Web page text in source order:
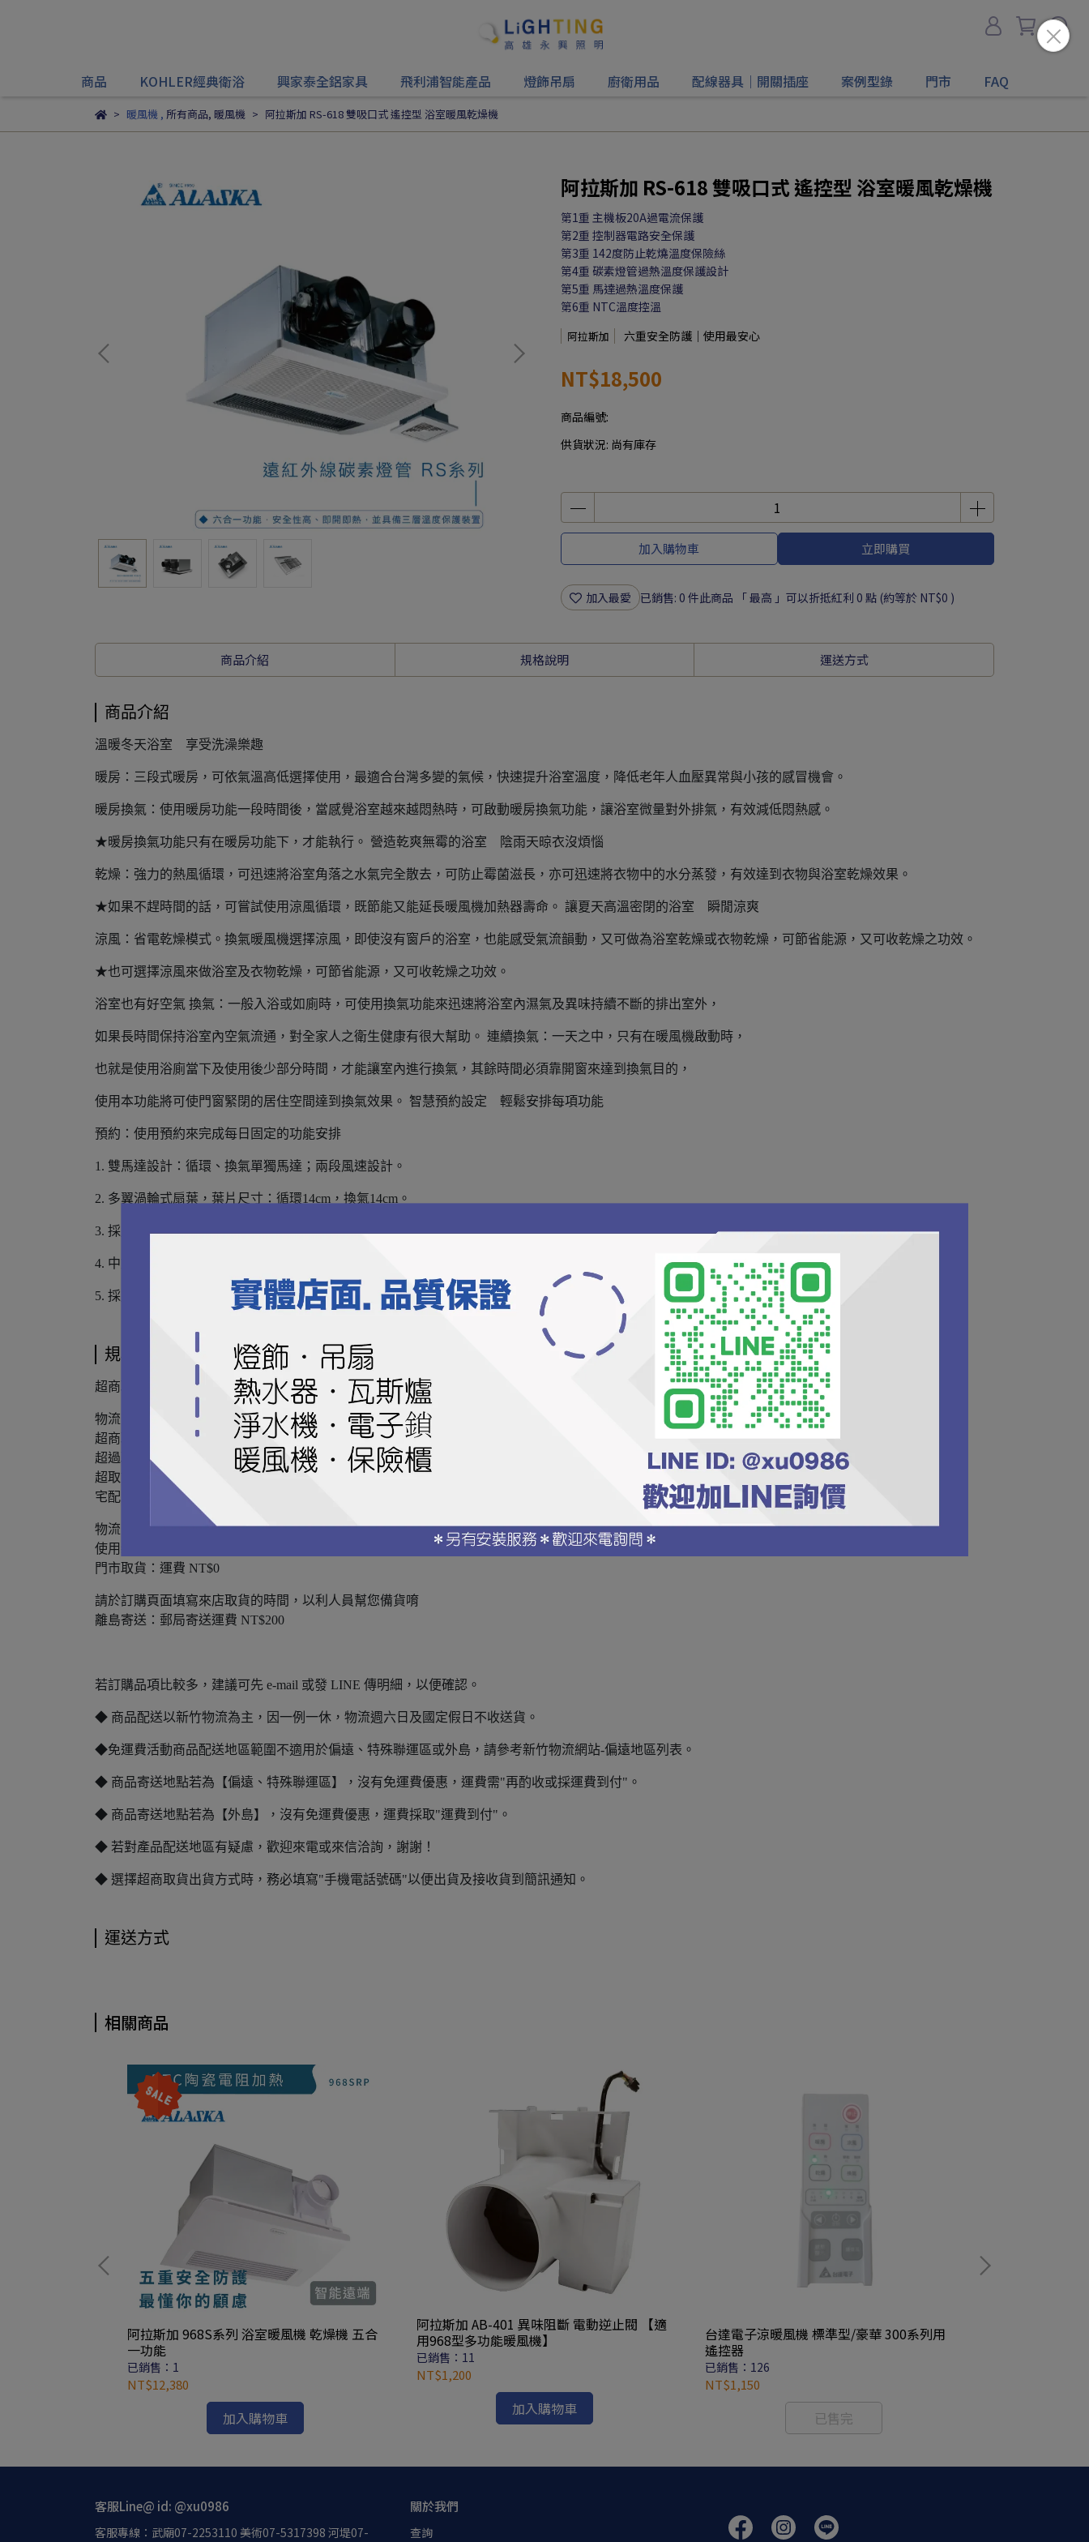
商品 KOHLER經典衛浴 興家泰全鋁家具 飛利浦智能產品 燈飾吊扇 廚衛用品 配線器具｜開關插座 案例型錄 門市 FAQ
暖風機, 所有商品, 暖風機 阿拉斯加 RS-618 雙吸口式 遙控型 浴室暖風乾燥機
阿拉斯加 RS-618 雙吸口式 遙控型 浴室暖風乾燥機
第1重 主機板20A過電流保護
第2重 控制器電路安全保護
第3重 142度防止乾燒溫度保險絲
第4重 碳素燈管過熱溫度保護設計
第5重 馬達過熱溫度保護
第6重 NTC溫度控溫
阿拉斯加 六重安全防護｜使用最安心
NT$18,500
商品編號:
供貨狀況: 尚有庫存
加入購物車 立即購買
加入最愛 已銷售: 0 件此商品 「 最高 」可以折抵紅利 0 點 (約等於 NT$0 )
商品介紹 規格說明 運送方式
商品介紹
溫暖冬天浴室 享受洗澡樂趣
暖房：三段式暖房，可依氣溫高低選擇使用，最適合台灣多變的氣候，快速提升浴室溫度，降低老年人血壓異常與小孩的感冒機會。
暖房換氣：使用暖房功能一段時間後，當感覺浴室越來越悶熱時，可啟動暖房換氣功能，讓浴室微量對外排氣，有效減低悶熱感。
★暖房換氣功能只有在暖房功能下，才能執行。 營造乾爽無霉的浴室 陰雨天晾衣沒煩惱
乾燥：強力的熱風循環，可迅速將浴室角落之水氣完全散去，可防止霉菌滋長，亦可迅速將衣物中的水分蒸發，有效達到衣物與浴室乾燥效果。
★如果不趕時間的話，可嘗試使用涼風循環，既節能又能延長暖風機加熱器壽命。 讓夏天高溫密閉的浴室 瞬閒涼爽
涼風：省電乾燥模式。換氣暖風機選擇涼風，即使沒有窗戶的浴室，也能感受氣流韻動，又可做為浴室乾燥或衣物乾燥，可節省能源，又可收乾燥之功效。
★也可選擇涼風來做浴室及衣物乾燥，可節省能源，又可收乾燥之功效。
浴室也有好空氣 換氣：一般入浴或如廁時，可使用換氣功能來迅速將浴室內濕氣及異味持續不斷的排出室外，
如果長時間保持浴室內空氣流通，對全家人之衛生健康有很大幫助。 連續換氣：一天之中，只有在暖風機啟動時，
也就是使用浴廁當下及使用後少部分時間，才能讓室內進行換氣，其餘時間必須靠開窗來達到換氣目的，
使用本功能將可使門窗緊閉的居住空間達到換氣效果。 智慧預約設定 輕鬆安排每項功能
預約：使用預約來完成每日固定的功能安排
1. 雙馬達設計：循環、換氣單獨馬達；兩段風速設計。
2. 多翼渦輪式扇葉，葉片尺寸：循環14cm，換氣14cm。
3. 採用碳素纖維遠紅外線發熱器，並具備三層溫度保護裝置。
4. 中文繁體控制面板。
5. 採用雙吸口排氣。
規格說明
超商取貨『全家/7-11/萊爾富』：運費 NT$６0
物流時間約2-3天。
超商取貨材積限制超過45cm無法出貨，請改宅配。
超過取件時間退回之訂單，買方須支付再次寄送之運費，亦無法因此取消該筆訂單。
超取請提供完整真實中文姓名(同身份証)，姓名有誤造成之包裏退回，買方須支付再次寄送之運費。
宅配貨運：運費 NT$150
物流時間約1-2天。
使用新竹物流貨運配送。
門市取貨：運費 NT$0
請於訂購頁面填寫來店取貨的時間，以利人員幫您備貨唷
離島寄送：郵局寄送運費 NT$200
若訂購品項比較多，建議可先 e-mail 或發 LINE 傳明細，以便確認。
◆ 商品配送以新竹物流為主，因一例一休，物流週六日及國定假日不收送貨。
◆免運費活動商品配送地區範圍不適用於偏遠、特殊聯運區或外島，請參考新竹物流網站-偏遠地區列表。
◆ 商品寄送地點若為【偏遠、特殊聯運區】，沒有免運費優惠，運費需"再酌收或採運費到付"。
◆ 商品寄送地點若為【外島】，沒有免運費優惠，運費採取"運費到付"。
◆ 若對產品配送地區有疑慮，歡迎來電或來信洽詢，謝謝！
◆ 選擇超商取貨出貨方式時，務必填寫"手機電話號碼"以便出貨及接收貨到簡訊通知。
運送方式
相關商品
阿拉斯加 968S系列 浴室暖風機 乾燥機 五合
一功能
已銷售：1
NT$12,380
加入購物車
阿拉斯加 AB-401 異味阻斷 電動逆止閥 【適
用968型多功能暖風機】
已銷售：11
NT$1,200
加入購物車
台達電子涼暖風機 標準型/豪華 300系列用
遙控器
已銷售：126
NT$1,150
已售完
客服Line@ id: @xu0986
客服專線：武廟07-2253110 美術07-5317398 河堤07-
關於我們
查詢